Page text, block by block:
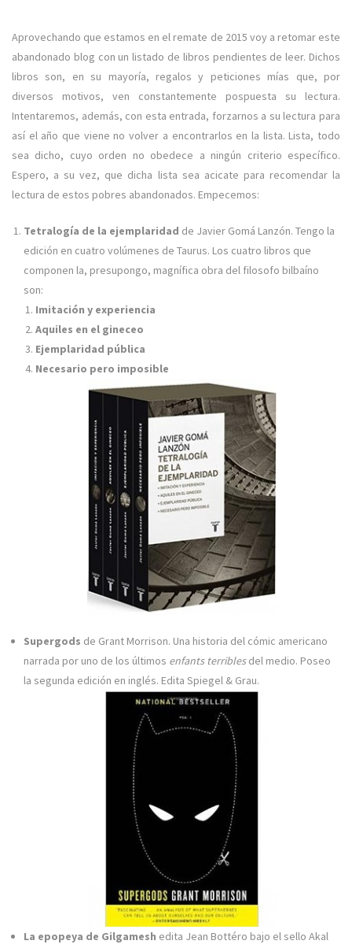
Aprovechando que estamos en el remate de 2015 voy a retomar este
abandonado blog con un listado de libros pendientes de leer. Dichos
libros son, en su mayoría, regalos y peticiones mías que, por
diversos motivos, ven constantemente pospuesta su lectura.
Intentaremos, además, con esta entrada, forzarnos a su lectura para
así el año que viene no volver a encontrarlos en la lista. Lista, todo
sea dicho, cuyo orden no obedece a ningún criterio específico.
Espero, a su vez, que dicha lista sea acicate para recomendar la
lectura de estos pobres abandonados. Empecemos:
Tetralogía de la ejemplaridad de Javier Gomá Lanzón. Tengo la
edición en cuatro volúmenes de Taurus. Los cuatro libros que
componen la, presupongo, magnífica obra del filosofo bilbaíno
son:
Imitación y experiencia
Aquiles en el gineceo
Ejemplaridad pública
Necesario pero imposible
Supergods de Grant Morrison. Una historia del cómic americano
narrada por uno de los últimos enfants terriblesdel medio. Poseo
la segunda edición en inglés. Edita Spiegel & Grau.
La epopeya de Gilgamesh edita Jean Bottéro bajo el sello Akal